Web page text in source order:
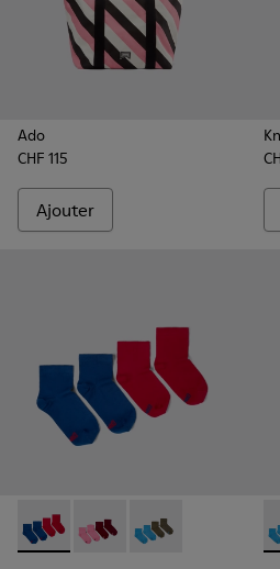
Ado
CHF 115
Ajouter
Sox Socks - KA00043-002 -
Sox Socks - KA00043-
Sox Socks -